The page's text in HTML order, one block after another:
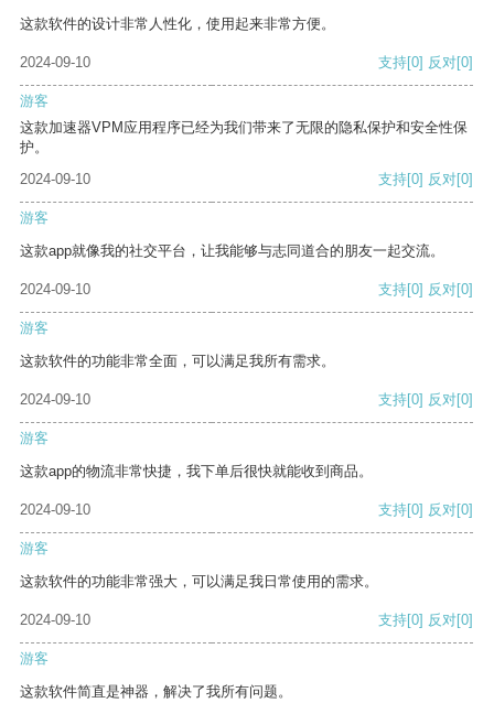
这款软件的设计非常人性化，使用起来非常方便。
2024-09-10 支持[0] 反对[0]
游客
这款加速器VPM应用程序已经为我们带来了无限的隐私保护和安全性保
护。
2024-09-10
支持[0] 反对[0]
游客
这款app就像我的社交平台，让我能够与志同道合的朋友一起交流。
2024-09-10 支持[0] 反对[0]
游客
这款软件的功能非常全面，可以满足我所有需求。
2024-09-10 支持[0] 反对[0]
游客
这款app的物流非常快捷，我下单后很快就能收到商品。
2024-09-10 支持[0] 反对[0]
游客
这款软件的功能非常强大，可以满足我日常使用的需求。
2024-09-10 支持[0] 反对[0]
游客
这款软件简直是神器，解决了我所有问题。